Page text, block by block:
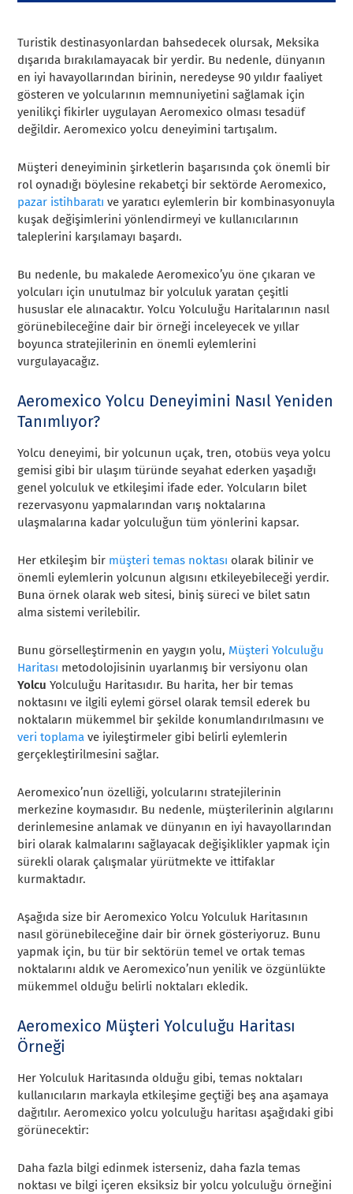
Turistik destinasyonlardan bahsedecek olursak, Meksika
dışarıda bırakılamayacak bir yerdir. Bu nedenle, dünyanın
en iyi havayollarından birinin, neredeyse 90 yıldır faaliyet
gösteren ve yolcularının memnuniyetini sağlamak için
yenilikçi fikirler uygulayan Aeromexico olması tesadüf
değildir. Aeromexico yolcu deneyimini tartışalım.
Müşteri deneyiminin şirketlerin başarısında çok önemli bir
rol oynadığı böylesine rekabetçi bir sektörde Aeromexico,
pazar istihbaratı ve yaratıcı eylemlerin bir kombinasyonuyla
kuşak değişimlerini yönlendirmeyi ve kullanıcılarının
taleplerini karşılamayı başardı.
Bu nedenle, bu makalede Aeromexico’yu öne çıkaran ve
yolcuları için unutulmaz bir yolculuk yaratan çeşitli
hususlar ele alınacaktır. Yolcu Yolculuğu Haritalarının nasıl
görünebileceğine dair bir örneği inceleyecek ve yıllar
boyunca stratejilerinin en önemli eylemlerini
vurgulayacağız.
Aeromexico Yolcu Deneyimini Nasıl Yeniden
Tanımlıyor?
Yolcu deneyimi, bir yolcunun uçak, tren, otobüs veya yolcu
gemisi gibi bir ulaşım türünde seyahat ederken yaşadığı
genel yolculuk ve etkileşimi ifade eder. Yolcuların bilet
rezervasyonu yapmalarından varış noktalarına
ulaşmalarına kadar yolculuğun tüm yönlerini kapsar.
Her etkileşim bir müşteri temas noktası olarak bilinir ve
önemli eylemlerin yolcunun algısını etkileyebileceği yerdir.
Buna örnek olarak web sitesi, biniş süreci ve bilet satın
alma sistemi verilebilir.
Bunu görselleştirmenin en yaygın yolu, Müşteri Yolculuğu
Haritası metodolojisinin uyarlanmış bir versiyonu olan
Yolcu Yolculuğu Haritasıdır. Bu harita, her bir temas
noktasını ve ilgili eylemi görsel olarak temsil ederek bu
noktaların mükemmel bir şekilde konumlandırılmasını ve
veri toplama ve iyileştirmeler gibi belirli eylemlerin
gerçekleştirilmesini sağlar.
Aeromexico’nun özelliği, yolcularını stratejilerinin
merkezine koymasıdır. Bu nedenle, müşterilerinin algılarını
derinlemesine anlamak ve dünyanın en iyi havayollarından
biri olarak kalmalarını sağlayacak değişiklikler yapmak için
sürekli olarak çalışmalar yürütmekte ve ittifaklar
kurmaktadır.
Aşağıda size bir Aeromexico Yolcu Yolculuk Haritasının
nasıl görünebileceğine dair bir örnek gösteriyoruz. Bunu
yapmak için, bu tür bir sektörün temel ve ortak temas
noktalarını aldık ve Aeromexico’nun yenilik ve özgünlükte
mükemmel olduğu belirli noktaları ekledik.
Aeromexico Müşteri Yolculuğu Haritası
Örneği
Her Yolculuk Haritasında olduğu gibi, temas noktaları
kullanıcıların markayla etkileşime geçtiği beş ana aşamaya
dağıtılır. Aeromexico yolcu yolculuğu haritası aşağıdaki gibi
görünecektir:
Daha fazla bilgi edinmek isterseniz, daha fazla temas
noktası ve bilgi içeren eksiksiz bir yolcu yolculuğu örneğini